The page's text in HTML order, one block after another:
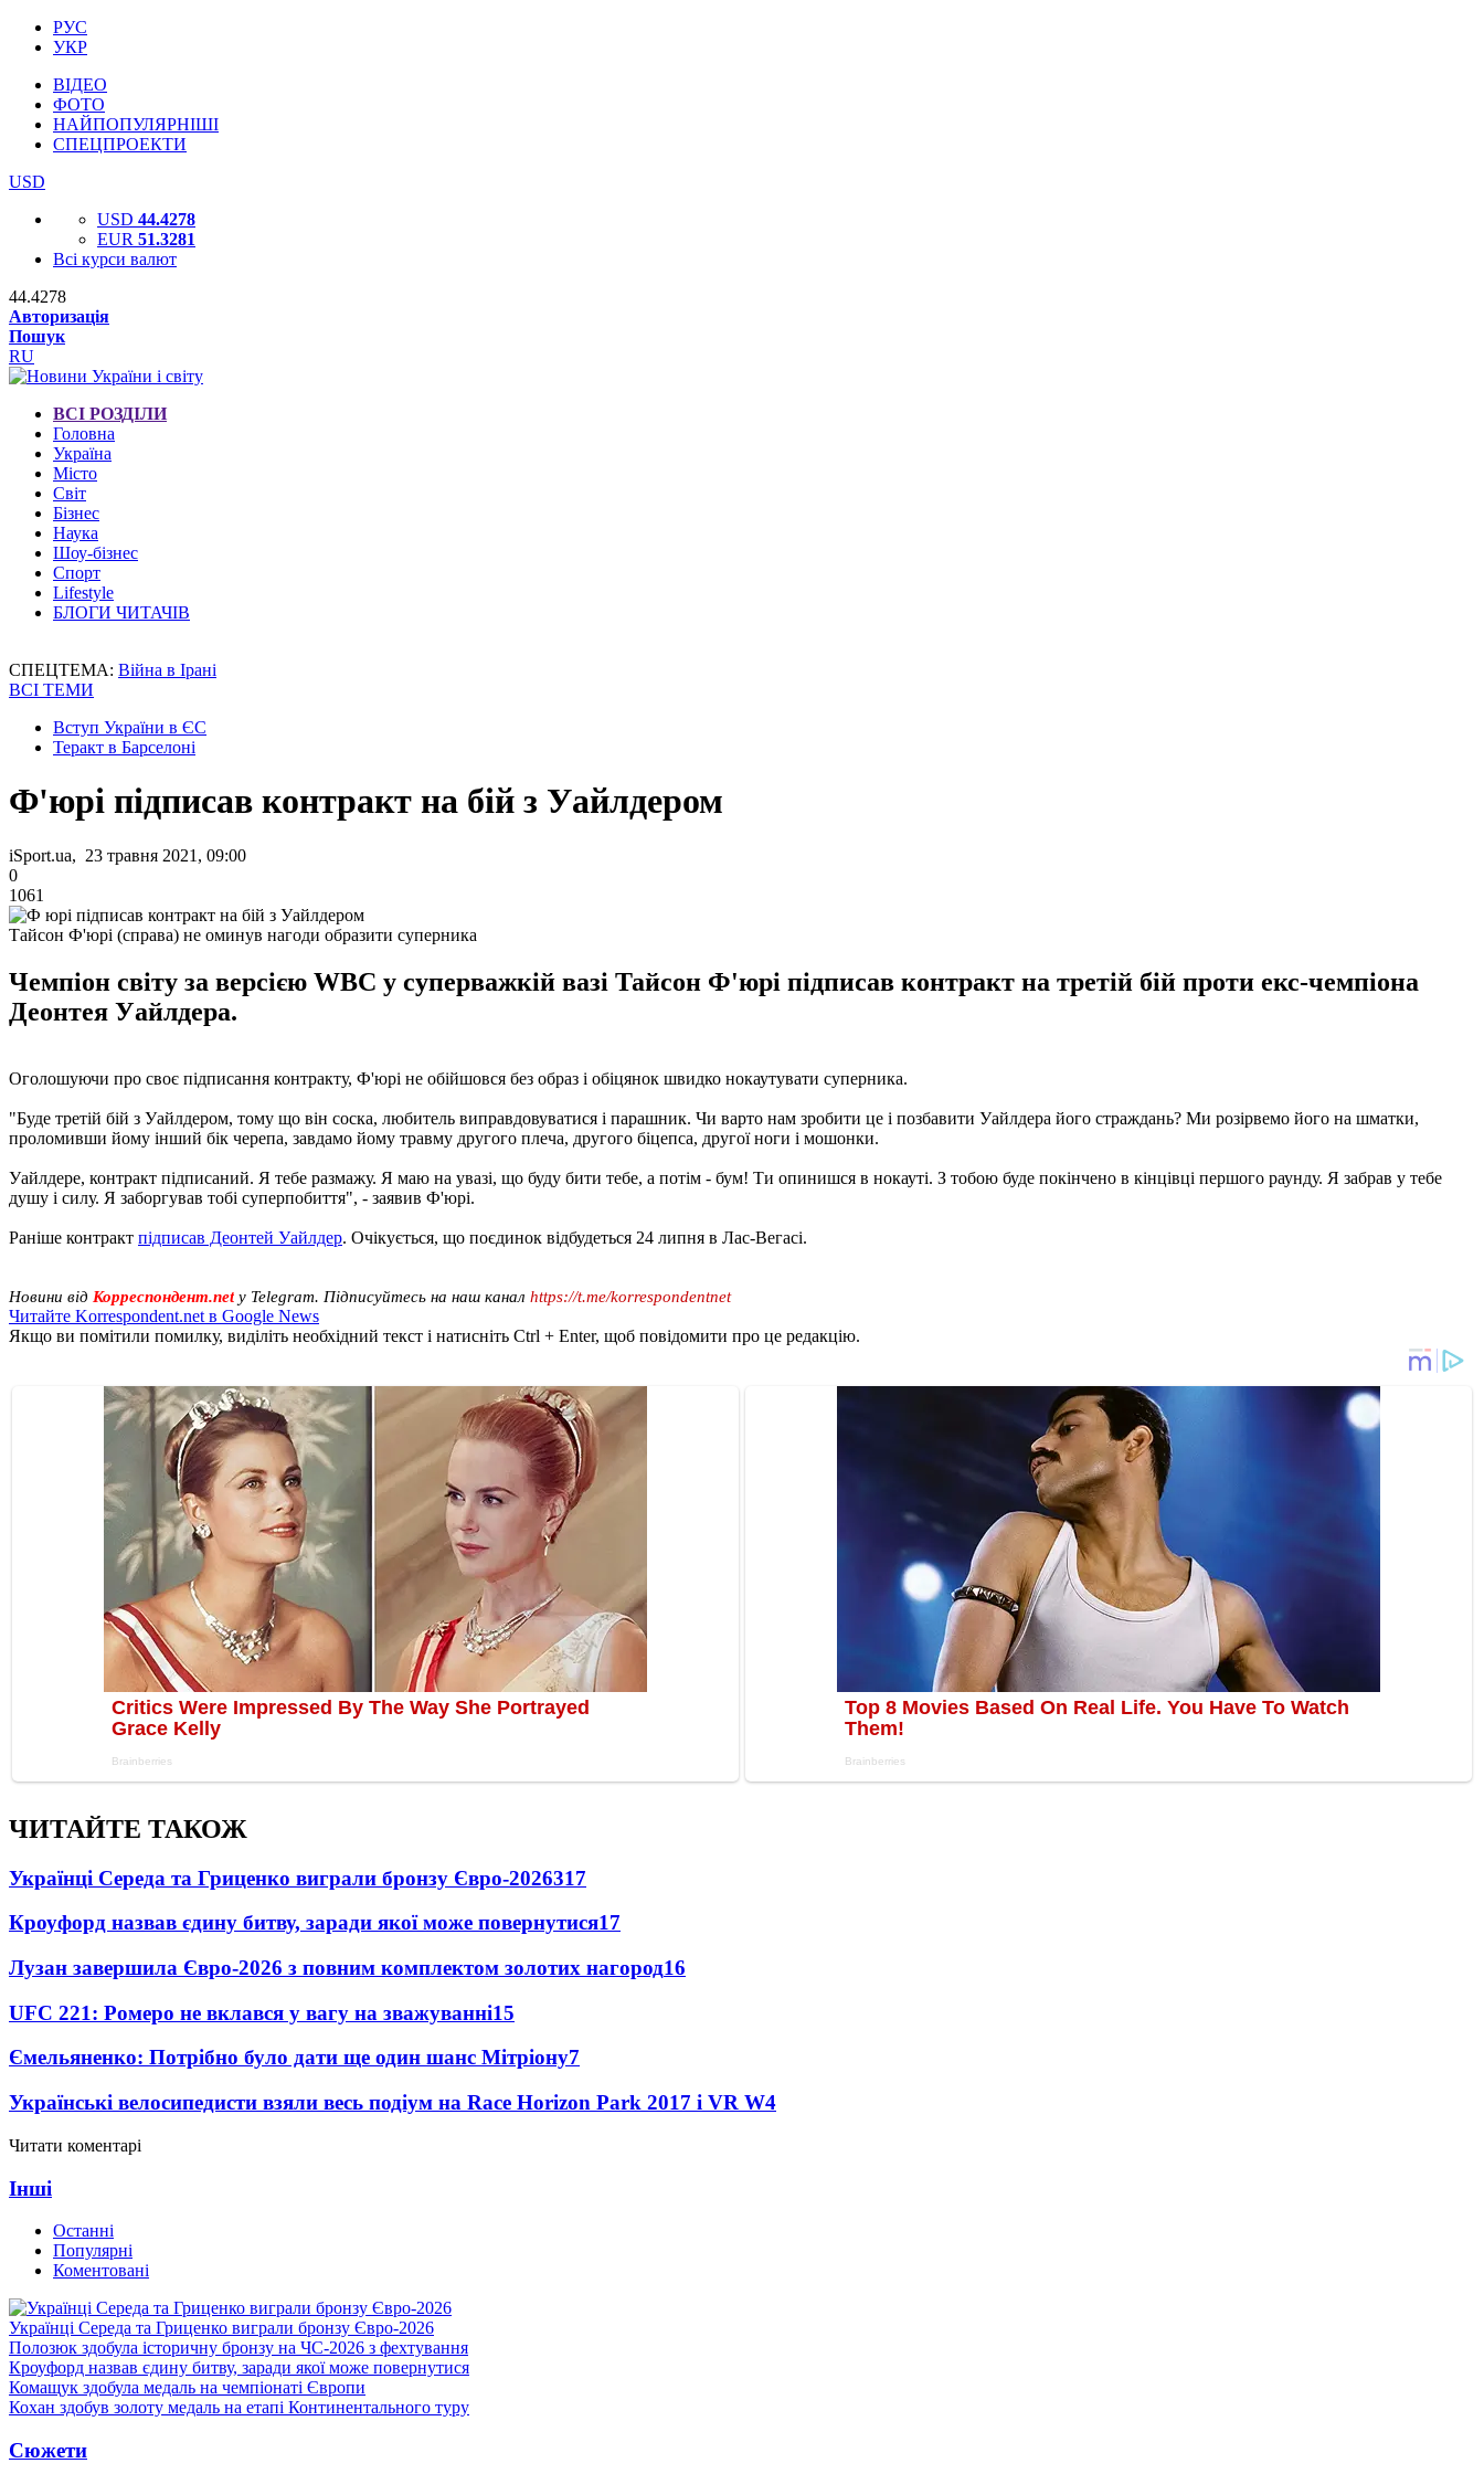
РУС
УКР
ВІДЕО
ФОТО
НАЙПОПУЛЯРНІШІ
СПЕЦПРОЕКТИ
USD
USD 44.4278
EUR 51.3281
Всі курси валют
44.4278
Авторизація
Пошук
RU
ВСІ РОЗДІЛИ
Головна
Україна
Місто
Світ
Бізнес
Наука
Шоу-бізнес
Спорт
Lifestyle
БЛОГИ ЧИТАЧІВ
СПЕЦТЕМА: Війна в Ірані
ВСІ ТЕМИ
Вступ України в ЄС
Теракт в Барселоні
Ф'юрі підписав контракт на бій з Уайлдером
iSport.ua, 23 травня 2021, 09:00
0
1061
Тайсон Ф'юрі (справа) не оминув нагоди образити суперника
Чемпіон світу за версією WBC у суперважкій вазі Тайсон Ф'юрі підписав контракт на третій бій проти екс-чемпіона
Деонтея Уайлдера.
Оголошуючи про своє підписання контракту, Ф'юрі не обійшовся без образ і обіцянок швидко нокаутувати суперника.
"Буде третій бій з Уайлдером, тому що він соска, любитель виправдовуватися і парашник. Чи варто нам зробити це і позбавити Уайлдера його страждань? Ми розірвемо його на шматки,
проломивши йому інший бік черепа, завдамо йому травму другого плеча, другого біцепса, другої ноги і мошонки.
Уайлдере, контракт підписаний. Я тебе размажу. Я маю на увазі, що буду бити тебе, а потім - бум! Ти опинишся в нокауті. З тобою буде покінчено в кінцівці першого раунду. Я забрав у тебе
душу і силу. Я заборгував тобі суперпобиття", - заявив Ф'юрі.
Раніше контракт підписав Деонтей Уайлдер. Очікується, що поєдинок відбудеться 24 липня в Лас-Вегасі.
Новини від Корреспондент.net у Telegram. Підписуйтесь на наш канал https://t.me/korrespondentnet
Читайте Korrespondent.net в Google News
Якщо ви помітили помилку, виділіть необхідний текст і натисніть Ctrl + Enter, щоб повідомити про це редакцію.
ЧИТАЙТЕ ТАКОЖ
Українці Середа та Гриценко виграли бронзу Євро-2026317
Кроуфорд назвав єдину битву, заради якої може повернутися17
Лузан завершила Євро-2026 з повним комплектом золотих нагород16
UFC 221: Ромеро не вклався у вагу на зважуванні15
Ємельяненко: Потрібно було дати ще один шанс Мітріону7
Українські велосипедисти взяли весь подіум на Race Horizon Park 2017 і VR W4
Читати коментарі
Інші
Останні
Популярні
Коментовані
Українці Середа та Гриценко виграли бронзу Євро-2026
Полозюк здобула історичну бронзу на ЧС-2026 з фехтування
Кроуфорд назвав єдину битву, заради якої може повернутися
Комащук здобула медаль на чемпіонаті Європи
Кохан здобув золоту медаль на етапі Континентального туру
Сюжети